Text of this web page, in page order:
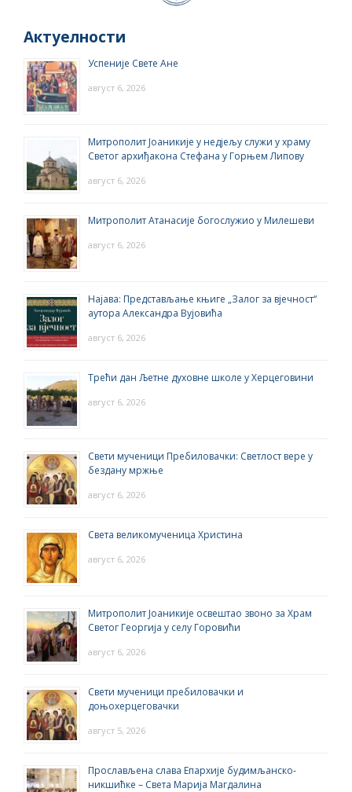
Актуелности
Успеније Свете Ане
август 6, 2026
Митрополит Јоаникије у недјељу служи у храму
Светог архиђакона Стефана у Горњем Липову
август 6, 2026
Митрополит Атанасије богослужио у Милешеви
август 6, 2026
Најава: Представљање књиге „Залог за вјечност“
аутора Александра Вујовића
август 6, 2026
Трећи дан Љетне духовне школе у Херцеговини
август 6, 2026
Свети мученици Пребиловачки: Светлост вере у
бездану мржње
август 6, 2026
Света великомученица Христина
август 6, 2026
Митрополит Јоаникије освештао звоно за Храм
Светог Георгија у селу Горовићи
август 6, 2026
Свети мученици пребиловачки и
доњохерцеговачки
август 5, 2026
Прослављена слава Епархије будимљанско-
никшићке – Света Марија Магдалина